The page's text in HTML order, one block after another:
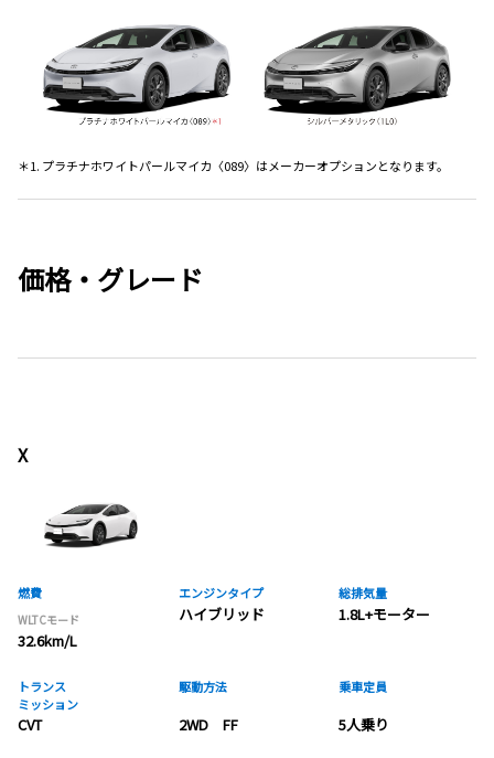
＊1. プラチナホワイトパールマイカ〈089〉はメーカーオプションとなります。
価格・グレード
X
燃費
WLTCモード
32.6km/L
エンジンタイプ
ハイブリッド
総排気量
1.8L+モーター
トランス
ミッション
CVT
駆動方法
2WD FF
乗車定員
5人乗り